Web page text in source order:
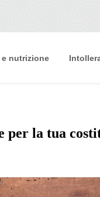
e nutrizione
per la tua